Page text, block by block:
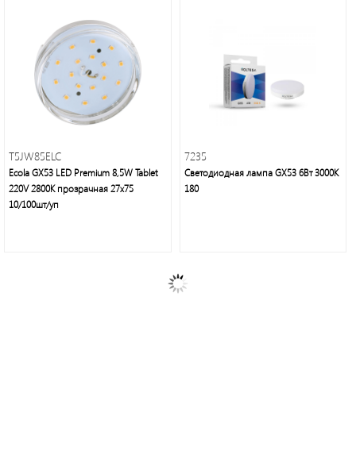
T5JW85ELC
Ecola GX53 LED Premium 8,5W Tablet
220V 2800K прозрачная 27x75
10/100шт/уп
7235
Светодиодная лампа GX53 6Вт 3000K
180